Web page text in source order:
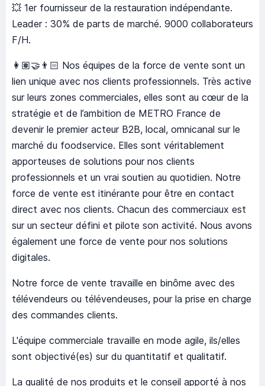
💥 1er fournisseur de la restauration indépendante.
Leader : 30% de parts de marché. 9000 collaborateurs
F/H.
👩🏽‍🤝‍👨🏻 Nos équipes de la force de vente sont un
lien unique avec nos clients professionnels. Très active
sur leurs zones commerciales, elles sont au cœur de la
stratégie et de l’ambition de METRO France de
devenir le premier acteur B2B, local, omnicanal sur le
marché du foodservice. Elles sont véritablement
apporteuses de solutions pour nos clients
professionnels et un vrai soutien au quotidien. Notre
force de vente est itinérante pour être en contact
direct avec nos clients. Chacun des commerciaux est
sur un secteur défini et pilote son activité. Nous avons
également une force de vente pour nos solutions
digitales.
Notre force de vente travaille en binôme avec des
télévendeurs ou télévendeuses, pour la prise en charge
des commandes clients.
L'équipe commerciale travaille en mode agile, ils/elles
sont objectivé(es) sur du quantitatif et qualitatif.
La qualité de nos produits et le conseil apporté à nos